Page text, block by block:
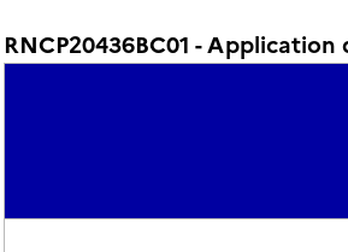
RNCP20436BC01 -